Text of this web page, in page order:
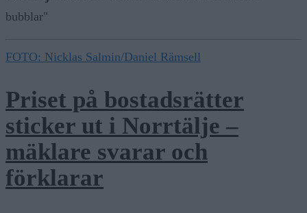
bubblar"
FOTO: Nicklas Salmin/Daniel Rämsell
Priset på bostadsrätter
sticker ut i Norrtälje –
mäklare svarar och
förklarar